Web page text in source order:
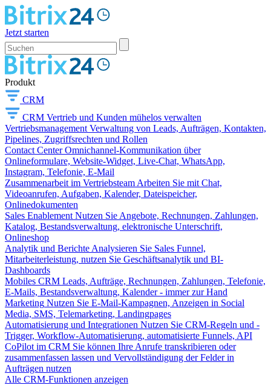
Jetzt starten
Produkt
CRM
CRM Vertrieb und Kunden mühelos verwalten
Vertriebsmanagement Verwaltung von Leads, Aufträgen, Kontakten,
Pipelines, Zugriffsrechten und Rollen
Contact Center Omnichannel-Kommunikation über
Onlineformulare, Website-Widget, Live-Chat, WhatsApp,
Instagram, Telefonie, E-Mail
Zusammenarbeit im Vertriebsteam Arbeiten Sie mit Chat,
Videoanrufen, Aufgaben, Kalender, Dateispeicher,
Onlinedokumenten
Sales Enablement Nutzen Sie Angebote, Rechnungen, Zahlungen,
Katalog, Bestandsverwaltung, elektronische Unterschrift,
Onlineshop
Analytik und Berichte Analysieren Sie Sales Funnel,
Mitarbeiterleistung, nutzen Sie Geschäftsanalytik und BI-
Dashboards
Mobiles CRM Leads, Aufträge, Rechnungen, Zahlungen, Telefonie,
E-Mails, Bestandsverwaltung, Kalender - immer zur Hand
Marketing Nutzen Sie E-Mail-Kampagnen, Anzeigen in Social
Media, SMS, Telemarketing, Landingpages
Automatisierung und Integrationen Nutzen Sie CRM-Regeln und -
Trigger, Workflow-Automatisierung, automatisierte Funnels, API
CoPilot im CRM Sie können Ihre Anrufe transkribieren oder
zusammenfassen lassen und Vervollständigung der Felder in
Aufträgen nutzen
Alle CRM-Funktionen anzeigen